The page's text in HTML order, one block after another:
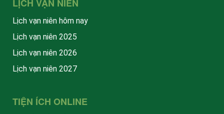
LỊCH VẠN NIÊN
Lịch vạn niên hôm nay
Lịch vạn niên 2025
Lịch vạn niên 2026
Lịch vạn niên 2027
TIỆN ÍCH ONLINE